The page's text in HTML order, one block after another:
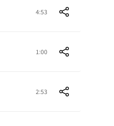
4:53
1:00
2:53